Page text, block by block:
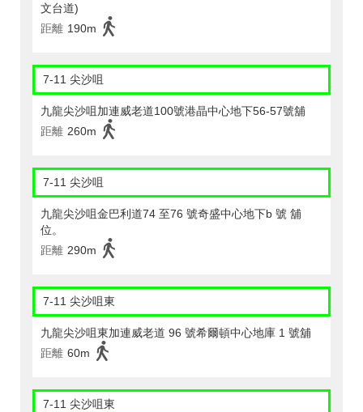
文台道)
距離 190m
7-11 尖沙咀
九龍尖沙咀加連威老道100號港晶中心地下56-57號舖
距離 260m
7-11 尖沙咀
九龍尖沙咀金巴利道74 至76 號奇盛中心地下b 號 舖
位。
距離 290m
7-11 尖沙咀東
九龍尖沙咀東加連威老道 96 號希爾頓中心地庫 1 號舖
距離 60m
7-11 尖沙咀東